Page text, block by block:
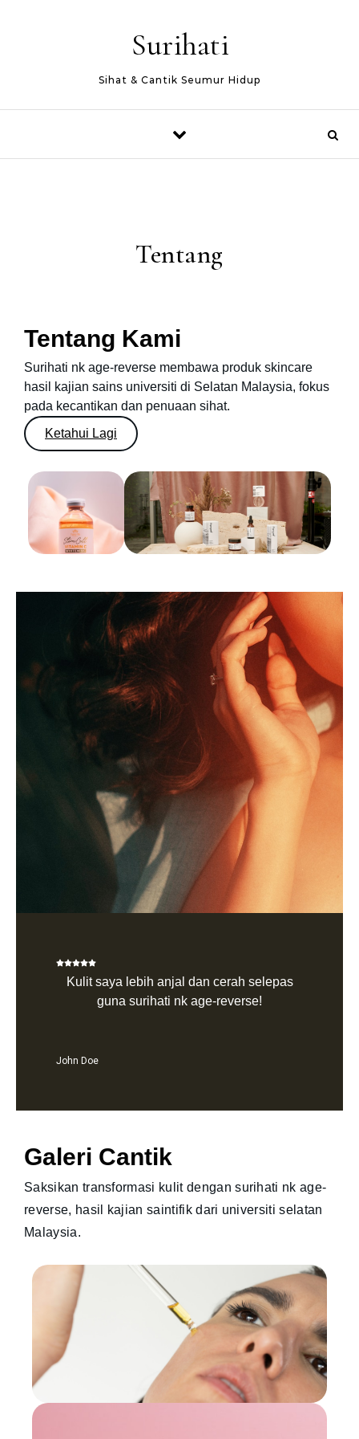
Surihati
Sihat & Cantik Seumur Hidup
Tentang
Tentang Kami
Surihati nk age-reverse membawa produk skincare
hasil kajian sains universiti di Selatan Malaysia, fokus
pada kecantikan dan penuaan sihat.
Ketahui Lagi
Kulit saya lebih anjal dan cerah selepas
guna surihati nk age-reverse!
John Doe
Galeri Cantik
Saksikan transformasi kulit dengan surihati nk age-
reverse, hasil kajian saintifik dari universiti selatan
Malaysia.